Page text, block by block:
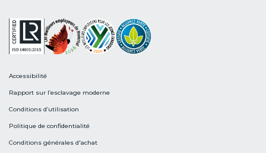
Accessibilité
Rapport sur l’esclavage moderne
Conditions d’utilisation
Politique de confidentialité
Conditions générales d'achat